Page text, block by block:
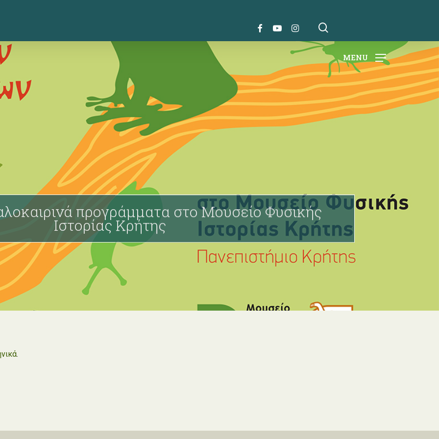
MENU
FACEBOOK
YOUTUBEINSTAGRAM
προγράμματα στο Μουσείο Φυσικής
Ιστορίας Κρήτης
.